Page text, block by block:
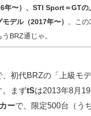
年〜）、STI Sport＝GTの
モデル（2017年〜）
。こ
うBRZ通じゃ。
初代BRZの「上級モ
。まずtSは2013年8月
ーで、限定500台（う